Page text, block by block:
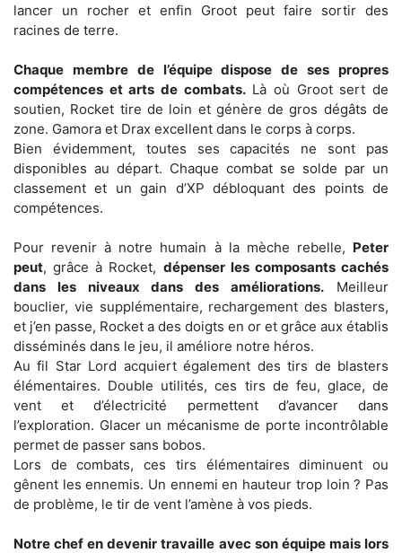
lancer un rocher et enfin Groot peut faire sortir des
racines de terre.
Chaque membre de l’équipe dispose de ses propres
compétences et arts de combats.Là où Groot sert de
soutien, Rocket tire de loin et génère de gros dégâts de
zone. Gamora et Drax excellent dans le corps à corps.
Bien évidemment, toutes ses capacités ne sont pas
disponibles au départ. Chaque combat se solde par un
classement et un gain d’XP débloquant des points de
compétences.
Pour revenir à notre humain à la mèche rebelle, Peter
peut, grâce à Rocket, dépenser les composants cachés
dans les niveaux dans des améliorations. Meilleur
bouclier, vie supplémentaire, rechargement des blasters,
et j’en passe, Rocket a des doigts en or et grâce aux établis
disséminés dans le jeu, il améliore notre héros.
Au fil Star Lord acquiert également des tirs de blasters
élémentaires. Double utilités, ces tirs de feu, glace, de
vent et d’électricité permettent d’avancer dans
l’exploration. Glacer un mécanisme de porte incontrôlable
permet de passer sans bobos.
Lors de combats, ces tirs élémentaires diminuent ou
gênent les ennemis. Un ennemi en hauteur trop loin ? Pas
de problème, le tir de vent l’amène à vos pieds.
Notre chef en devenir travaille avec son équipe mais lors